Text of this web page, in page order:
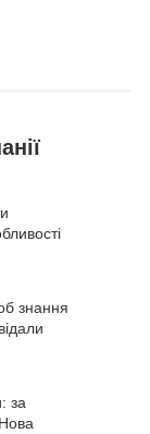
знання
за